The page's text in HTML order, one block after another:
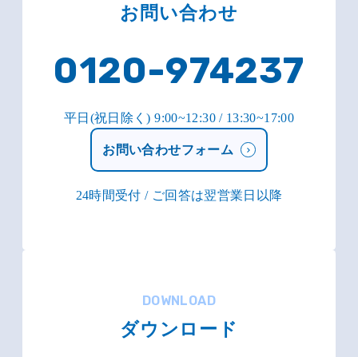
お問い合わせ
0120-974237
平日(祝日除く) 9:00~12:30 / 13:30~17:00
お問い合わせフォーム
24時間受付 / ご回答は翌営業日以降
DOWNLOAD
ダウンロード